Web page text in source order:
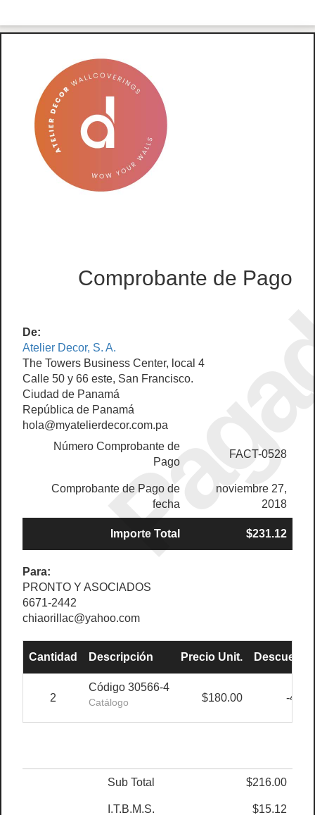
Comprobante de Pago
De:
Atelier Decor, S. A.
The Towers Business Center, local 4
Calle 50 y 66 este, San Francisco.
Ciudad de Panamá
República de Panamá
hola@myatelierdecor.com.pa
Número Comprobante de
Pago
FACT-0528
Comprobante de Pago de
fecha
noviembre 27,
2018
Importe Total $231.12
Para:
PRONTO Y ASOCIADOS
6671-2442
chiaorillac@yahoo.com
Cantidad Descripción Precio Unit. Descuento
2
Código 30566-4
Catálogo $180.00 -40%
Sub Total $216.00
I.T.B.M.S. $15.12